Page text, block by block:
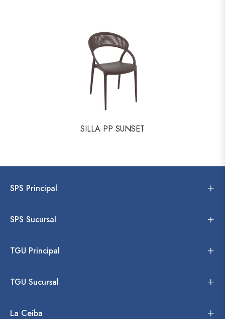
SILLA PP SUNSET
SPS Principal
SPS Sucursal
TGU Principal
TGU Sucursal
La Ceiba